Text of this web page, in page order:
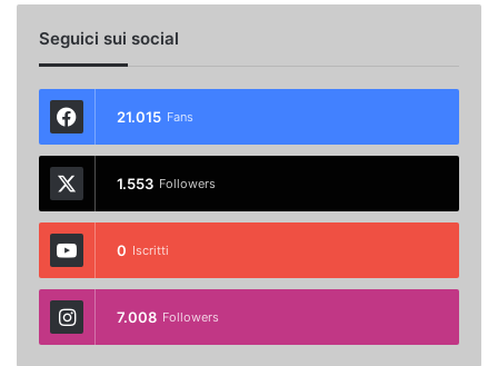
Seguici sui social
21.015 Fans
1.553 Followers
0 Iscritti
7.008 Followers